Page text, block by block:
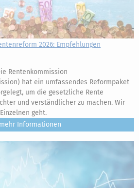
2026: Empfehlungen
Rentenkommission
hat ein umfassendes Reformpaket
um die gesetzliche Rente
und verständlicher zu machen. Wir
geht.
mehr